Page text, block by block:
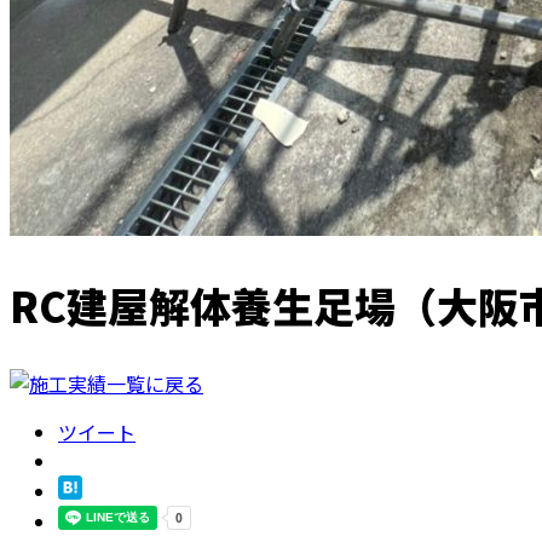
RC建屋解体養生足場（大阪
ツイート